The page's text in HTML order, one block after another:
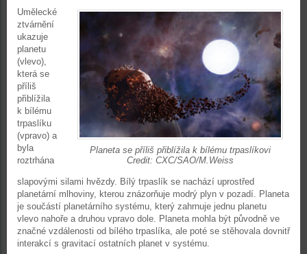
Planeta se příliš přiblížila k bílému trpaslíkovi
Credit: CXC/SAO/M.Weiss
Umělecké
ztvárnění
ukazuje
planetu
(vlevo),
která se
příliš
přiblížila
k bílému
trpaslíku
(vpravo) a
byla
roztrhána
slapovými silami hvězdy. Bílý trpaslík se nachází uprostřed
planetární mlhoviny, kterou znázorňuje modrý plyn v pozadí. Planeta
je součástí planetárního systému, který zahrnuje jednu planetu
vlevo nahoře a druhou vpravo dole. Planeta mohla být původně ve
značné vzdálenosti od bílého trpaslíka, ale poté se stěhovala dovnitř
interakcí s gravitací ostatních planet v systému.